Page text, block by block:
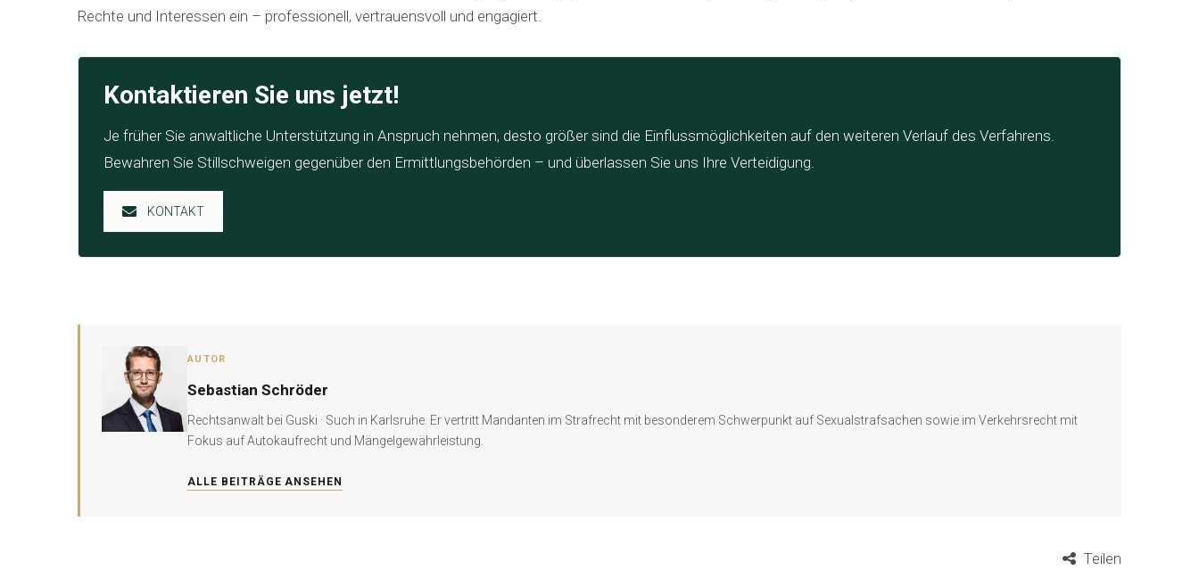
Rechte und Interessen ein – professionell, vertrauensvoll und engagiert.
Kontaktieren Sie uns jetzt!
Je früher Sie anwaltliche Unterstützung in Anspruch nehmen, desto größer sind die Einflussmöglichkeiten auf den weiteren Verlauf des Verfahrens.
Bewahren Sie Stillschweigen gegenüber den Ermittlungsbehörden – und überlassen Sie uns Ihre Verteidigung.
KONTAKT
AUTOR
Sebastian Schröder
Rechtsanwalt bei Guski · Such in Karlsruhe. Er vertritt Mandanten im Strafrecht mit besonderem Schwerpunkt auf Sexualstrafsachen sowie im Verkehrsrecht mit
Fokus auf Autokaufrecht und Mängelgewährleistung.
ALLE BEITRÄGE ANSEHEN
Teilen